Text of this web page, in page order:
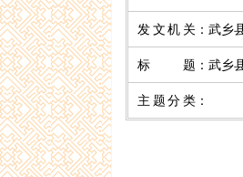
发文机关 ： 武乡
标 题 ： 武乡
主题分类 ：